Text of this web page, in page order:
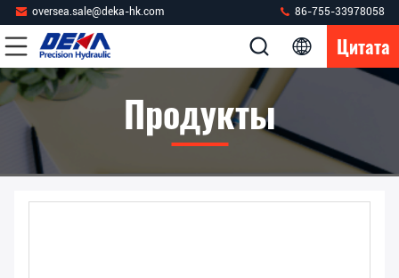
oversea.sale@deka-hk.com 86-755-33978058
Цитата
Продукты